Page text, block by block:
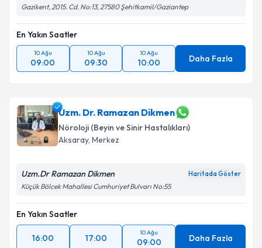
Gazikent, 2015. Cd. No:13, 27580 Şehitkamil/Gaziantep
En Yakın Saatler
10 Ağu
09:00
10 Ağu
09:30
10 Ağu
10:00 Daha Fazla
Uzm. Dr. Ramazan Dikmen
Nöroloji (Beyin ve Sinir Hastalıkları)
Aksaray, Merkez
Uzm.Dr Ramazan Dikmen Haritada Göster
Küçük Bölcek Mahallesi Cumhuriyet Bulvarı No:55
En Yakın Saatler
16:00 17:00
10 Ağu
09:00 Daha Fazla